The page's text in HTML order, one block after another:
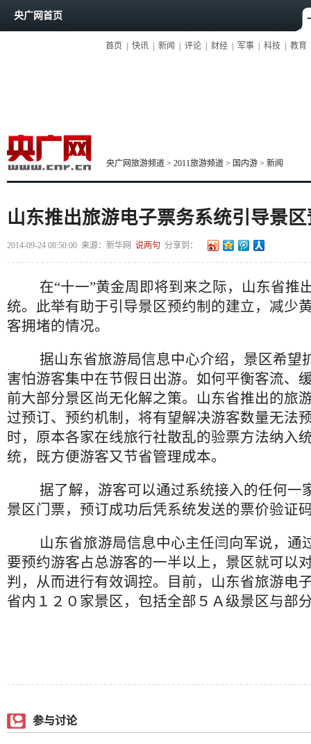
央广网首页
首页 快讯 新闻 评论 财经 军事 科技 教育
央广网旅游频道 > 2011旅游频道 > 国内游 > 新闻
山东推出旅游电子票务系统引导景
2014-09-24 08:50:00 来源： 新华网 说两句 分享到：
在“十一”黄金周即将到来之际，山东省推
统。此举有助于引导景区预约制的建立，减少
客拥堵的情况。
据山东省旅游局信息中心介绍，景区希望
害怕游客集中在节假日出游。如何平衡客流、
前大部分景区尚无化解之策。山东省推出的旅
过预订、预约机制，将有望解决游客数量无法
时，原本各家在线旅行社散乱的验票方法纳入
统，既方便游客又节省管理成本。
据了解，游客可以通过系统接入的任何一
景区门票，预订成功后凭系统发送的票价验证
山东省旅游局信息中心主任闫向军说，通
要预约游客占总游客的一半以上，景区就可以
判，从而进行有效调控。目前，山东省旅游电
省内１２０家景区，包括全部５Ａ级景区与部
参与讨论